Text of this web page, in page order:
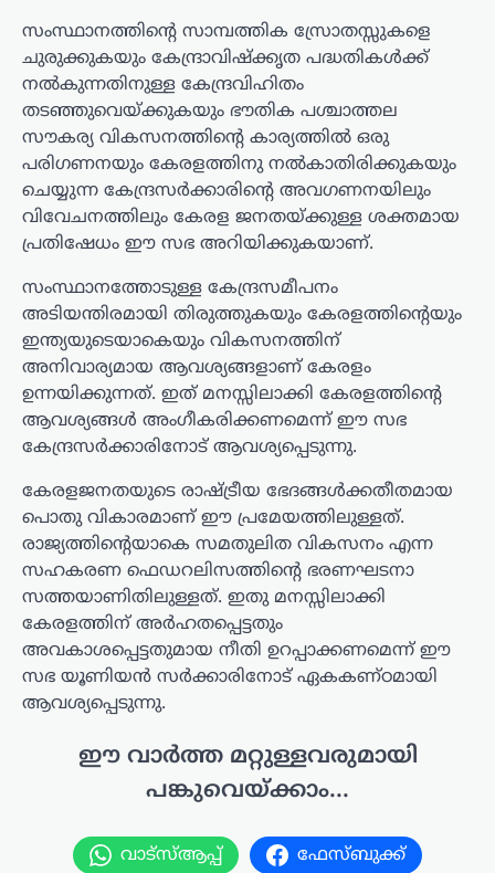
സംസ്ഥാനത്തിന്റെ സാമ്പത്തിക സ്രോതസ്സുകളെ
ചുരുക്കുകയും കേന്ദ്രാവിഷ്‌ക്കൃത പദ്ധതികള്‍ക്ക്
നല്‍കുന്നതിനുള്ള കേന്ദ്രവിഹിതം
തടഞ്ഞുവെയ്ക്കുകയും ഭൗതിക പശ്ചാത്തല
സൗകര്യ വികസനത്തിന്റെ കാര്യത്തില്‍ ഒരു
പരിഗണനയും കേരളത്തിനു നല്‍കാതിരിക്കുകയും
ചെയ്യുന്ന കേന്ദ്രസര്‍ക്കാരിന്റെ അവഗണനയിലും
വിവേചനത്തിലും കേരള ജനതയ്ക്കുള്ള ശക്തമായ
പ്രതിഷേധം ഈ സഭ അറിയിക്കുകയാണ്.
സംസ്ഥാനത്തോടുള്ള കേന്ദ്രസമീപനം
അടിയന്തിരമായി തിരുത്തുകയും കേരളത്തിന്റെയും
ഇന്ത്യയുടെയാകെയും വികസനത്തിന്
അനിവാര്യമായ ആവശ്യങ്ങളാണ് കേരളം
ഉന്നയിക്കുന്നത്. ഇത് മനസ്സിലാക്കി കേരളത്തിന്റെ
ആവശ്യങ്ങള്‍ അംഗീകരിക്കണമെന്ന് ഈ സഭ
കേന്ദ്രസര്‍ക്കാരിനോട് ആവശ്യപ്പെടുന്നു.
കേരളജനതയുടെ രാഷ്ട്രീയ ഭേദങ്ങള്‍ക്കതീതമായ
പൊതു വികാരമാണ് ഈ പ്രമേയത്തിലുള്ളത്.
രാജ്യത്തിന്റെയാകെ സമതുലിത വികസനം എന്ന
സഹകരണ ഫെഡറലിസത്തിന്റെ ഭരണഘടനാ
സത്തയാണിതിലുള്ളത്. ഇതു മനസ്സിലാക്കി
കേരളത്തിന് അര്‍ഹതപ്പെട്ടതും
അവകാശപ്പെട്ടതുമായ നീതി ഉറപ്പാക്കണമെന്ന് ഈ
സഭ യൂണിയന്‍ സര്‍ക്കാരിനോട് ഏകകണ്ഠമായി
ആവശ്യപ്പെടുന്നു.
ഈ വാർത്ത മറ്റുള്ളവരുമായി
പങ്കുവെയ്ക്കാം...
വാട്സ്ആപ്പ് ഫേസ്ബുക്ക്